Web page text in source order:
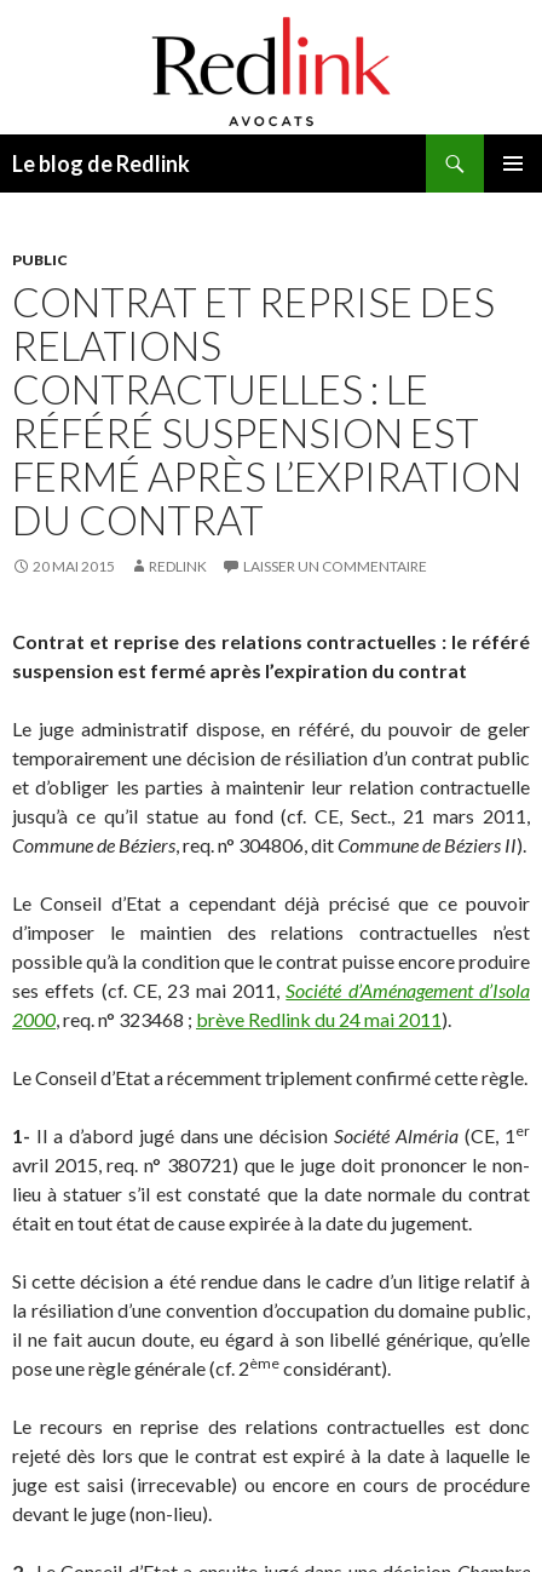
Le blog de Redlink
PUBLIC
CONTRAT ET REPRISE DES
RELATIONS
CONTRACTUELLES : LE
RÉFÉRÉ SUSPENSION EST
FERMÉ APRÈS L’EXPIRATION
DU CONTRAT
20 MAI 2015 REDLINK LAISSER UN COMMENTAIRE
Contrat et reprise des relations contractuelles : le référé
suspension est fermé après l’expiration du contrat
Le juge administratif dispose, en référé, du pouvoir de geler
temporairement une décision de résiliation d’un contrat public
et d’obliger les parties à maintenir leur relation contractuelle
jusqu’à ce qu’il statue au fond (cf. CE, Sect., 21 mars 2011,
Commune de Béziers, req. n° 304806, ditCommune de Béziers II).
Le Conseil d’Etat a cependant déjà précisé que ce pouvoir
d’imposer le maintien des relations contractuelles n’est
possible qu’à la condition que le contrat puisse encore produire
ses effets (cf. CE, 23 mai 2011,Société d’Aménagement d’Isola
2000, req. n° 323468 ; brève Redlink du 24 mai 2011).
Le Conseil d’Etat a récemment triplement confirmé cette règle.
1- Il a d’abord jugé dans une décisionSociété Alméria (CE, 1 er
avril 2015, req. n° 380721) que le juge doit prononcer le non-
lieu à statuer s’il est constaté que la date normale du contrat
était en tout état de cause expirée à la date du jugement.
Si cette décision a été rendue dans le cadre d’un litige relatif à
la résiliation d’une convention d’occupation du domaine public,
il ne fait aucun doute, eu égard à son libellé générique, qu’elle
pose une règle générale (cf. 2ème considérant).
Le recours en reprise des relations contractuelles est donc
rejeté dès lors que le contrat est expiré à la date à laquelle le
juge est saisi (irrecevable) ou encore en cours de procédure
devant le juge (non-lieu).